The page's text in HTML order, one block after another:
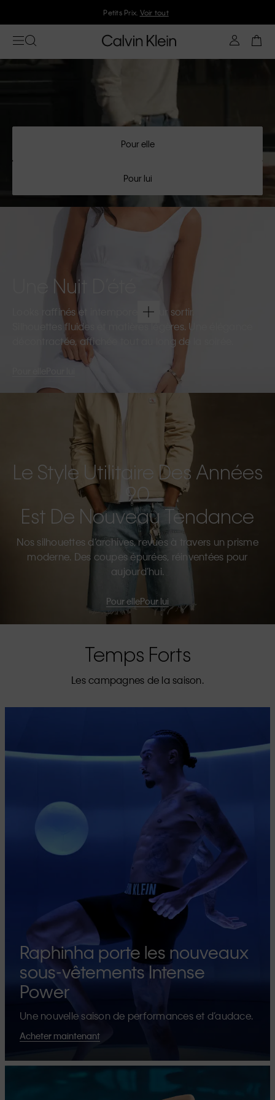
Petits Prix. Voir tout
Pour elle
Pour lui
Une Nuit D’été
Looks raffinés et intemporels pour sortir.
Silhouettes fluides et matières légères. Une élégance
décontractée, affichée tout au long de la soirée.
Le Style Utilitaire Des Années
90
Est De Nouveau Tendance
Nos silhouettes d’archives, revues à travers un prisme
moderne. Des coupes épurées, réinventées pour
aujourd’hui.
Pour ellePour lui
Temps Forts
Les campagnes de la saison.
Raphinha porte les nouveaux
sous-vêtements Intense
Power
Une nouvelle saison de performances et d’audace.
Acheter maintenant